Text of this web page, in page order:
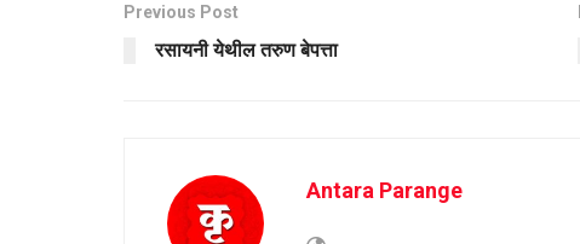
Previous Post
रसायनी येथील तरुण बेपत्ता
Antara Parange